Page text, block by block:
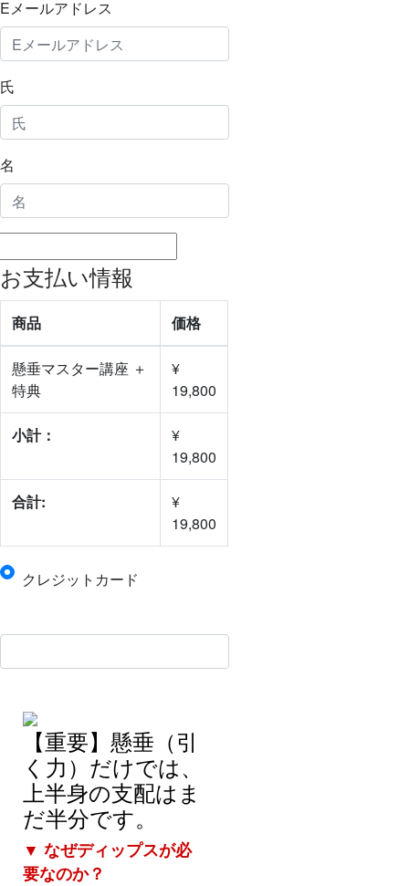
Eメールアドレス
氏
名
お支払い情報
商品 価格
懸垂マスター講座 ＋
特典
¥
19,800
小計：
¥
19,800
合計:
¥
19,800
クレジットカード
【重要】懸垂（引
く力）だけでは、
上半身の支配はま
だ半分です。
▼ なぜディップスが必
要なのか？